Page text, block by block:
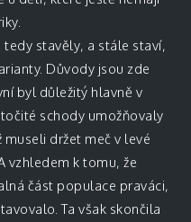
stavěly, a stále staví,
Důvody jsou zde
byl důležitý hlavně v
schody umožňovaly
držet meč v levé
vzhledem k tomu, že
část populace praváci,
Ta však skončila